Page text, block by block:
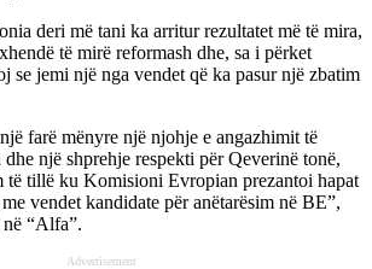
deri më tani ka arritur rezultatet më të mira,
të mirë reformash dhe, sa i përket
se jemi një nga vendet që ka pasur një zbatim
farë mënyre një njohje e angazhimit të
një shprehje respekti për Qeverinë tonë,
të tillë ku Komisioni Evropian prezantoi hapat
vendet kandidate për anëtarësim në BE”,
“Alfa”.
Advertisement